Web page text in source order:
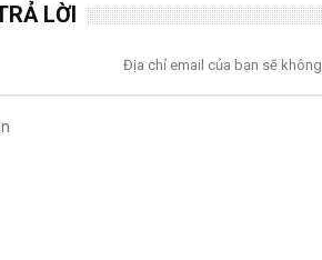
LỜI
Địa chỉ email của bạn sẽ